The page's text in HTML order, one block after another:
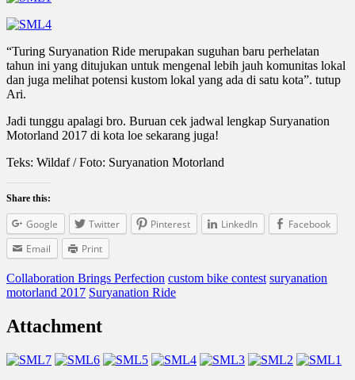
“Turing Suryanation Ride merupakan suguhan baru perhelatan
tahun ini yang ditujukan untuk mengenal lebih jauh komunitas lokal
dan juga melihat potensi kustom lokal yang ada di satu kota”. tutup
Ari.
Jadi tunggu apalagi bro. Buruan cek jadwal lengkap Suryanation
Motorland 2017 di kota loe sekarang juga!
Teks: Wildaf / Foto: Suryanation Motorland
Share this:
Google Twitter Pinterest LinkedIn
Facebook
Email
Print
Collaboration Brings Perfection custom bike contest suryanation
motorland 2017 Suryanation Ride
Attachment